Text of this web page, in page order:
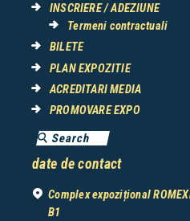
INSCRIERE / ADEZIUNE
Termeni contractuali
BILETE
PLAN EXPOZITIE
ACREDITARI MEDIA
PROMOVARE EXPO
date de contact
Complex expozițional
B1